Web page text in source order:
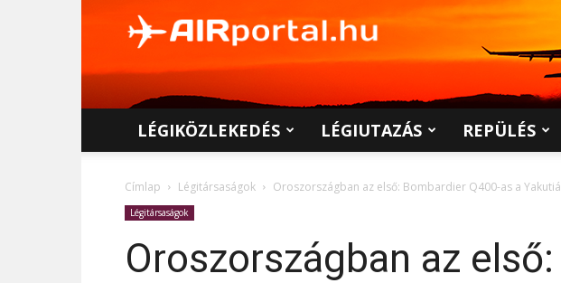
LÉGIKÖZLEKEDÉS LÉGIUTAZÁS REPÜLÉS
Címlap Légitársaságok Oroszországban az első: Bombardier Q400-as a
Légitársaságok
Oroszországban az